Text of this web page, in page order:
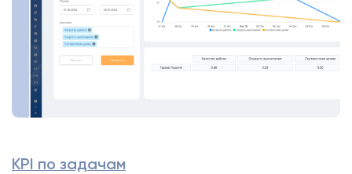
KPI по задачам